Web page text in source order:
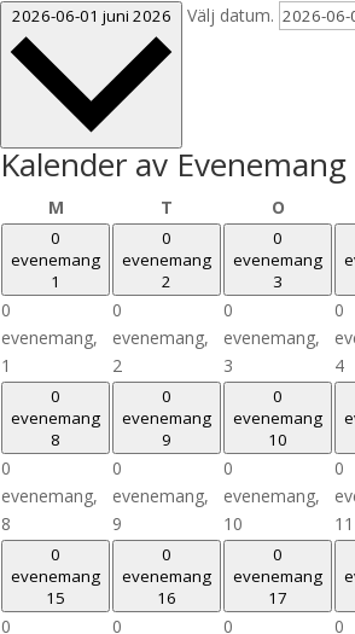
2026-06-01 juni 2026 Välj datum.
Kalender av Evenemang
Mmåndag T Oonsdag
0
evenemang
1
0
evenemang,
1
0
evenemang
2
0
evenemang,
2
0
evenemang
3
0
evenemang,
3
0
4
0
evenemang
8
0
evenemang,
8
0
evenemang
9
0
evenemang,
9
0
evenemang
10
0
evenemang,
10
0
11
0
evenemang
15
0
0
evenemang
16
0
0
evenemang
17
0 0